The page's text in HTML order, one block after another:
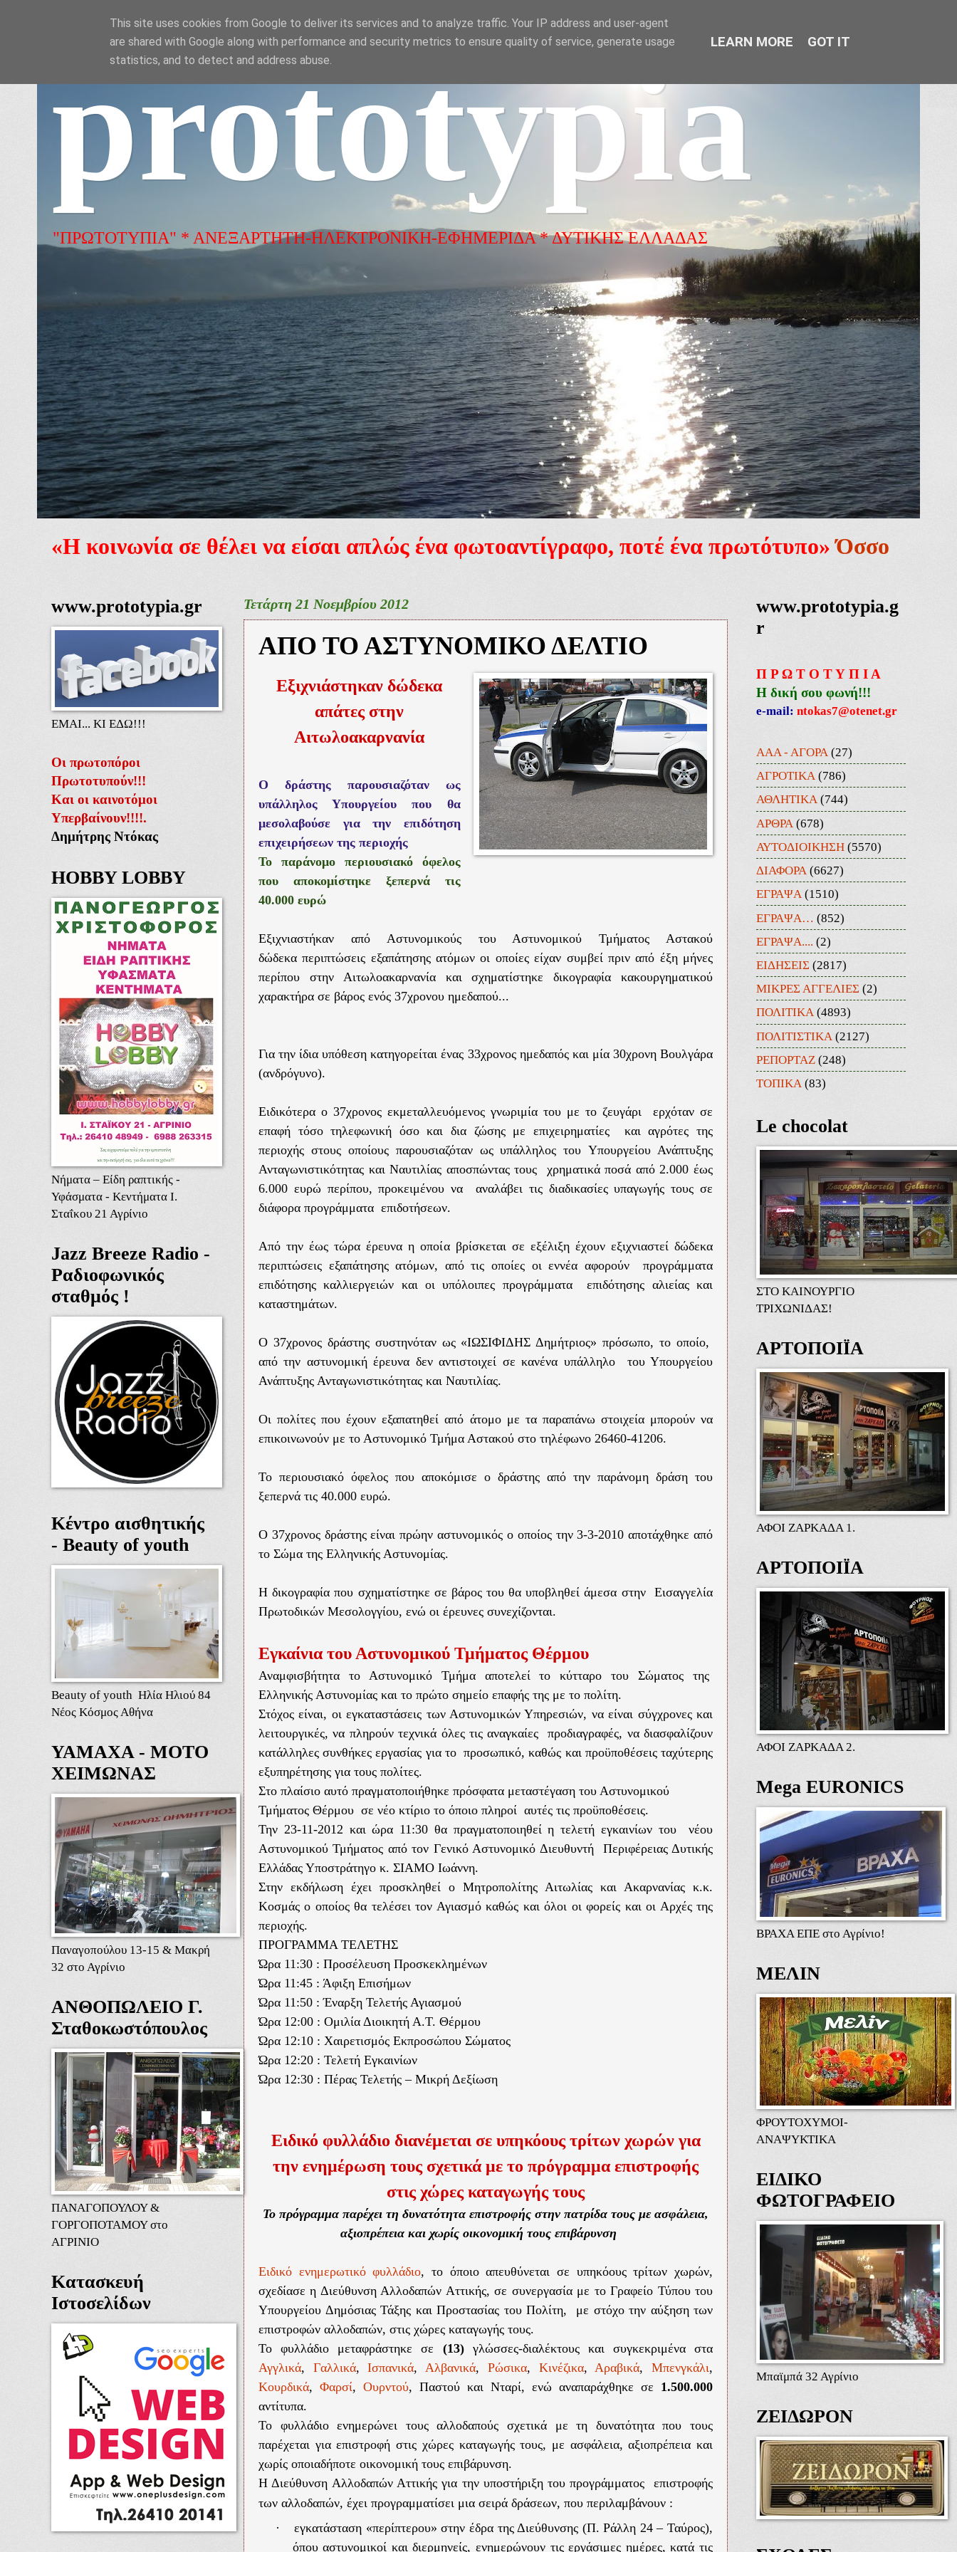
prototypia
"ΠΡΩΤΟΤΥΠΙΑ" * ΑΝΕΞΑΡΤΗΤΗ-ΗΛΕΚΤΡΟΝΙΚΗ-ΕΦΗΜΕΡΙΔΑ * ΔΥΤΙΚΗΣ ΕΛΛΑΔΑΣ
«Η κοινωνία σε θέλει να είσαι απλώς ένα φωτοαντίγραφο, ποτέ ένα πρωτότυπο» Όσσο
Τετάρτη 21 Νοεμβρίου 2012
ΑΠΟ ΤΟ ΑΣΤΥΝΟΜΙΚΟ ΔΕΛΤΙΟ
Εξιχνιάστηκαν δώδεκα
απάτες στην
Αιτωλοακαρνανία
Ο δράστης παρουσιαζόταν ως
υπάλληλος Υπουργείου που θα
μεσολαβούσε για την επιδότηση
επιχειρήσεων της περιοχής
Το παράνομο περιουσιακό όφελος
που αποκομίστηκε ξεπερνά τις
40.000 ευρώ
Εξιχνιαστήκαν από Αστυνομικούς του Αστυνομικού Τμήματος Αστακού
δώδεκα περιπτώσεις εξαπάτησης ατόμων οι οποίες είχαν συμβεί πριν από έξη μήνες
περίπου στην Αιτωλοακαρνανία και σχηματίστηκε δικογραφία κακουργηματικού
χαρακτήρα σε βάρος ενός 37χρονου ημεδαπού...
Για την ίδια υπόθεση κατηγορείται ένας 33χρονος ημεδαπός και μία 30χρονη Βουλγάρα
(ανδρόγυνο).
Ειδικότερα ο 37χρονος εκμεταλλευόμενος γνωριμία του με το ζευγάρι ερχόταν σε
επαφή τόσο τηλεφωνική όσο και δια ζώσης με επιχειρηματίες και αγρότες της
περιοχής στους οποίους παρουσιαζόταν ως υπάλληλος του Υπουργείου Ανάπτυξης
Ανταγωνιστικότητας και Ναυτιλίας αποσπώντας τους χρηματικά ποσά από 2.000 έως
6.000 ευρώ περίπου, προκειμένου να αναλάβει τις διαδικασίες υπαγωγής τους σε
διάφορα προγράμματα επιδοτήσεων.
Από την έως τώρα έρευνα η οποία βρίσκεται σε εξέλιξη έχουν εξιχνιαστεί δώδεκα
περιπτώσεις εξαπάτησης ατόμων, από τις οποίες οι εννέα αφορούν προγράμματα
επιδότησης καλλιεργειών και οι υπόλοιπες προγράμματα επιδότησης αλιείας και
καταστημάτων.
Ο 37χρονος δράστης συστηνόταν ως «ΙΩΣΙΦΙΔΗΣ Δημήτριος» πρόσωπο, το οποίο,
από την αστυνομική έρευνα δεν αντιστοιχεί σε κανένα υπάλληλο του Υπουργείου
Ανάπτυξης Ανταγωνιστικότητας και Ναυτιλίας.
Οι πολίτες που έχουν εξαπατηθεί από άτομο με τα παραπάνω στοιχεία μπορούν να
επικοινωνούν με το Αστυνομικό Τμήμα Αστακού στο τηλέφωνο 26460-41206.
Το περιουσιακό όφελος που αποκόμισε ο δράστης από την παράνομη δράση του
ξεπερνά τις 40.000 ευρώ.
Ο 37χρονος δράστης είναι πρώην αστυνομικός ο οποίος την 3-3-2010 αποτάχθηκε από
το Σώμα της Ελληνικής Αστυνομίας.
Η δικογραφία που σχηματίστηκε σε βάρος του θα υποβληθεί άμεσα στην Εισαγγελία
Πρωτοδικών Μεσολογγίου, ενώ οι έρευνες συνεχίζονται.
Εγκαίνια του Αστυνομικού Τμήματος Θέρμου
Αναμφισβήτητα το Αστυνομικό Τμήμα αποτελεί το κύτταρο του Σώματος της
Ελληνικής Αστυνομίας και το πρώτο σημείο επαφής της με το πολίτη.
Στόχος είναι, οι εγκαταστάσεις των Αστυνομικών Υπηρεσιών, να είναι σύγχρονες και
λειτουργικές, να πληρούν τεχνικά όλες τις αναγκαίες προδιαγραφές, να διασφαλίζουν
κατάλληλες συνθήκες εργασίας για το προσωπικό, καθώς και προϋποθέσεις ταχύτερης
εξυπηρέτησης για τους πολίτες.
Στο πλαίσιο αυτό πραγματοποιήθηκε πρόσφατα μεταστέγαση του Αστυνομικού
Τμήματος Θέρμου σε νέο κτίριο το όποιο πληροί αυτές τις προϋποθέσεις.
Την 23-11-2012 και ώρα 11:30 θα πραγματοποιηθεί η τελετή εγκαινίων του νέου
Αστυνομικού Τμήματος από τον Γενικό Αστυνομικό Διευθυντή Περιφέρειας Δυτικής
Ελλάδας Υποστράτηγο κ. ΣΙΑΜΟ Ιωάννη.
Στην εκδήλωση έχει προσκληθεί ο Μητροπολίτης Αιτωλίας και Ακαρνανίας κ.κ.
Κοσμάς ο οποίος θα τελέσει τον Αγιασμό καθώς και όλοι οι φορείς και οι Αρχές της
περιοχής.
ΠΡΟΓΡΑΜΜΑ ΤΕΛΕΤΗΣ
Ώρα 11:30 : Προσέλευση Προσκεκλημένων
Ώρα 11:45 : Άφιξη Επισήμων
Ώρα 11:50 : Έναρξη Τελετής Αγιασμού
Ώρα 12:00 : Ομιλία Διοικητή Α.Τ. Θέρμου
Ώρα 12:10 : Χαιρετισμός Εκπροσώπου Σώματος
Ώρα 12:20 : Τελετή Εγκαινίων
Ώρα 12:30 : Πέρας Τελετής – Μικρή Δεξίωση
Ειδικό φυλλάδιο διανέμεται σε υπηκόους τρίτων χωρών για
την ενημέρωση τους σχετικά με το πρόγραμμαεπιστροφής
στις χώρες καταγωγής τους
Το πρόγραμμα παρέχει τη δυνατότητα επιστροφής στην πατρίδα τους με ασφάλεια,
αξιοπρέπεια και χωρίς οικονομική τους επιβάρυνση
Ειδικό ενημερωτικό φυλλάδιο, το όποιο απευθύνεται σε υπηκόους τρίτων χωρών,
σχεδίασε η Διεύθυνση Αλλοδαπών Αττικής, σε συνεργασία με το Γραφείο Τύπου του
Υπουργείου Δημόσιας Τάξης και Προστασίας του Πολίτη,
με στόχο την αύξηση των
επιστροφών αλλοδαπών, στις χώρες καταγωγής τους.
Το φυλλάδιο μεταφράστηκε σε (13)γλώσσες-διαλέκτους και συγκεκριμένα στα
Αγγλικά, Γαλλικά,Ισπανικά,Αλβανικά, Ρώσικα, Κινέζικα,Αραβικά,Μπενγκάλι,
Κουρδικά, Φαρσί, Ουρντού, Παστού και Νταρί, ενώ αναπαράχθηκε σε 1.500.000
αντίτυπα.
Το φυλλάδιο ενημερώνει τους αλλοδαπούς σχετικά με τη δυνατότητα που τους
παρέχεται για επιστροφή στις χώρες καταγωγής τους, με ασφάλεια, αξιοπρέπεια και
χωρίς οποιαδήποτε οικονομική τους επιβάρυνση.
Η Διεύθυνση Αλλοδαπών Αττικής για την υποστήριξη του προγράμματος
επιστροφής
των αλλοδαπών, έχει προγραμματίσει μια σειρά δράσεων, που περιλαμβάνουν :
·
εγκατάσταση «περίπτερου» στην έδρα της Διεύθυνσης (Π. Ράλλη 24 – Ταύρος),
όπου αστυνομικοί και διερμηνείς, ενημερώνουν τις εργάσιμες ημέρες, κατά τις
www.prototypia.gr
ΕΜΑΙ... ΚΙ ΕΔΩ!!!
Οι πρωτοπόροι
Πρωτοτυπούν!!!
Και οι καινοτόμοι
Υπερβαίνουν!!!!.
Δημήτρης Ντόκας
HOBBY LOBBY
Νήματα – Είδη ραπτικής -
Υφάσματα - Κεντήματα Ι.
Σταΐκου 21 Αγρίνιο
Jazz Breeze Radio -
Ραδιοφωνικός
σταθμός !
Κέντρο αισθητικής
- Beauty of youth
Beauty of youth Ηλία Ηλιού 84
Νέος Κόσμος Αθήνα
ΥΑΜΑΧΑ - ΜΟΤΟ
ΧΕΙΜΩΝΑΣ
Παναγοπούλου 13-15 & Μακρή
32 στο Αγρίνιο
ΑΝΘΟΠΩΛΕΙΟ Γ.
Σταθοκωστόπουλος
ΠΑΝΑΓΟΠΟΥΛΟΥ &
ΓΟΡΓΟΠΟΤΑΜΟΥ στο
ΑΓΡΙΝΙΟ
Κατασκευή
Ιστοσελίδων
www.prototypia.g
r
Π Ρ Ω Τ Ο Τ Υ Π Ι Α
Η δική σου φωνή!!!
e-mail: ntokas7@otenet.gr
ΑΑΑ - ΑΓΟΡΑ (27)
ΑΓΡΟΤΙΚΑ (786)
ΑΘΛΗΤΙΚΑ (744)
ΑΡΘΡΑ (678)
ΑΥΤΟΔΙΟΙΚΗΣΗ (5570)
ΔΙΑΦΟΡΑ (6627)
ΕΓΡΑΨΑ (1510)
ΕΓΡΑΨΑ… (852)
ΕΓΡΑΨΑ.... (2)
ΕΙΔΗΣΕΙΣ (2817)
ΜΙΚΡΕΣ ΑΓΓΕΛΙΕΣ (2)
ΠΟΛΙΤΙΚΑ (4893)
ΠΟΛΙΤΙΣΤΙΚΑ (2127)
ΡΕΠΟΡΤΑΖ (248)
ΤΟΠΙΚΑ (83)
Le chocolat
ΣΤΟ ΚΑΙΝΟΥΡΓΙΟ
ΤΡΙΧΩΝΙΔΑΣ!
ΑΡΤΟΠΟΙΪΑ
ΑΦΟΙ ΖΑΡΚΑΔΑ 1.
ΑΡΤΟΠΟΙΪΑ
ΑΦΟΙ ΖΑΡΚΑΔΑ 2.
Mega EURONICS
ΒΡΑΧΑ ΕΠΕ στο Αγρίνιο!
ΜΕΛΙΝ
ΦΡΟΥΤΟΧΥΜΟΙ-
ΑΝΑΨΥΚΤΙΚΑ
ΕΙΔΙΚΟ
ΦΩΤΟΓΡΑΦΕΙΟ
Μπαϊμπά 32 Αγρίνιο
ΖΕΙΔΩΡΟΝ
This site uses cookies from Google to deliver its services and to analyze traffic. Your IP address and user-agent
are shared with Google along with performance and security metrics to ensure quality of service, generate usage
statistics, and to detect and address abuse.
LEARN MORE GOT IT